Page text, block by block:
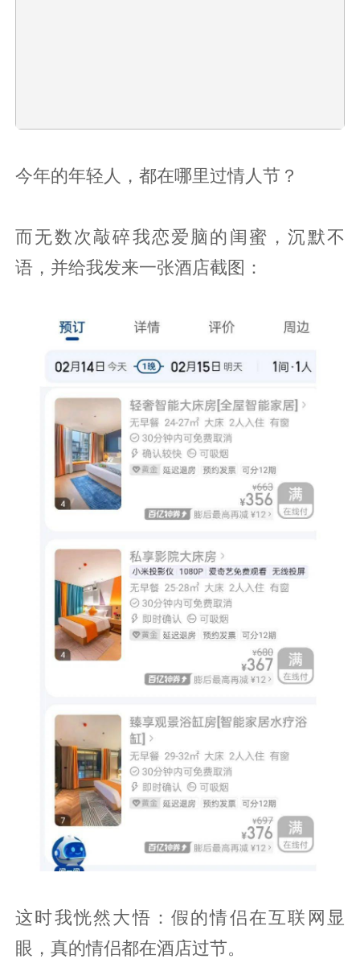
今年的年轻人，都在哪里过情人节？
而无数次敲碎我恋爱脑的闺蜜，沉默不
语，并给我发来一张酒店截图：
这时我恍然大悟：假的情侣在互联网显
眼，真的情侣都在酒店过节。